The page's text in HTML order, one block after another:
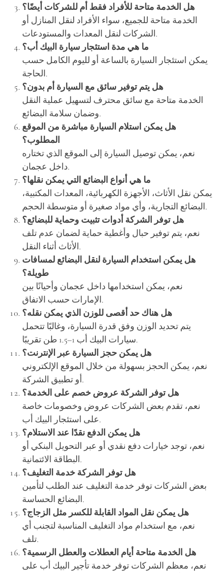
هل الخدمة متاحة للأفراد فقط أم للشركات أيضًا؟
الخدمة متاحة للجميع، سواء الأفراد لنقل المنازل أو
الشركات لنقل المعدات والمستودعات.
ما هي مدة استئجار سيارة البيك أب؟
يمكن استئجار السيارة بالساعة أو لليوم الكامل حسب
الحاجة.
هل يتم توفير سائق مع السيارة أم بدون؟
الخدمة متاحة مع سائق محترف لتسهيل عملية النقل
وضمان سلامة البضائع.
هل يمكن استلام السيارة مباشرة من الموقع
المطلوب؟
نعم، يمكن توصيل السيارة إلى الموقع الذي تختاره
داخل عجمان.
ما هي أنواع البضائع التي يمكن نقلها؟
يمكن نقل الأثاث، الأجهزة الكهربائية، المعدات المكتبية،
البضائع التجارية، وأي مواد صغيرة أو متوسطة الحجم.
هل توفر الشركة أدوات تثبيت وحماية للبضائع؟
نعم، يتم توفير حبال وأغطية حماية لضمان عدم تلف
الأثاث أثناء النقل.
هل يمكن استخدام السيارة لنقل البضائع لمسافات
طويلة؟
نعم، يمكن استخدامها داخل عجمان وأحيانًا بين
الإمارات حسب الاتفاق.
هل هناك حد أقصى للوزن الذي يمكن نقله؟
يتم تحديد الوزن وفق قدرة السيارة، وغالبًا تتحمل
سيارات البيك أب 1–1.5 طن تقريبًا.
هل يمكن حجز السيارة عبر الإنترنت؟
نعم، يمكن الحجز بسهولة من خلال الموقع الإلكتروني
أو تطبيق الشركة.
هل توفر الشركة عروض خصم على الخدمة؟
نعم، تقدم بعض الشركات عروض وخصومات خاصة
على استئجار البيك أب.
هل يمكن الدفع نقدًا عند الاستلام؟
نعم، توجد خيارات دفع نقدي أو عبر التحويل البنكي أو
البطاقة الائتمانية.
هل توفر الشركة خدمة التغليف؟
بعض الشركات توفر خدمة التغليف عند الطلب لتأمين
البضائع الحساسة.
هل يمكن نقل المواد القابلة للكسر مثل الزجاج؟
نعم، مع استخدام مواد التغليف المناسبة لتجنب أي
تلف.
هل الخدمة متاحة أيام العطلات والعطل الرسمية؟
نعم، معظم الشركات توفر خدمة تأجير البيك أب على